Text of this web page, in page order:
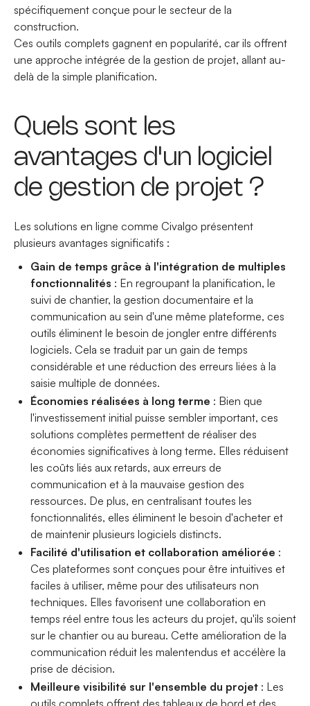
spécifiquement conçue pour le secteur de la
construction.
Ces outils complets gagnent en popularité, car ils offrent
une approche intégrée de la gestion de projet, allant au-
delà de la simple planification.
Quels sont les
avantages d'un logiciel
de gestion de projet ?
Les solutions en ligne comme Civalgo présentent
plusieurs avantages significatifs :
Gain de temps grâce à l'intégration de multiples
fonctionnalités : En regroupant la planification, le
suivi de chantier, la gestion documentaire et la
communication au sein d'une même plateforme, ces
outils éliminent le besoin de jongler entre différents
logiciels. Cela se traduit par un gain de temps
considérable et une réduction des erreurs liées à la
saisie multiple de données.
Économies réalisées à long terme : Bien que
l'investissement initial puisse sembler important, ces
solutions complètes permettent de réaliser des
économies significatives à long terme. Elles réduisent
les coûts liés aux retards, aux erreurs de
communication et à la mauvaise gestion des
ressources. De plus, en centralisant toutes les
fonctionnalités, elles éliminent le besoin d'acheter et
de maintenir plusieurs logiciels distincts.
Facilité d'utilisation et collaboration améliorée :
Ces plateformes sont conçues pour être intuitives et
faciles à utiliser, même pour des utilisateurs non
techniques. Elles favorisent une collaboration en
temps réel entre tous les acteurs du projet, qu'ils soient
sur le chantier ou au bureau. Cette amélioration de la
communication réduit les malentendus et accélère la
prise de décision.
Meilleure visibilité sur l'ensemble du projet : Les
outils complets offrent des tableaux de bord et des